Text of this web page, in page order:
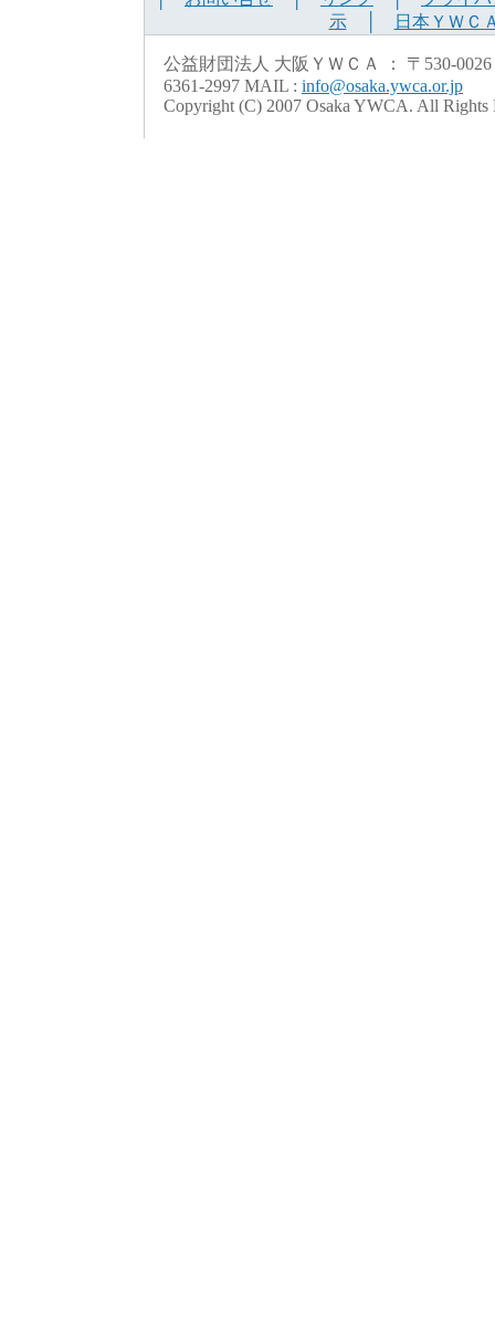
示│ 日本ＹＷＣ
公益財団法人 大阪ＹＷＣＡ ： 〒530-
6361-2997 MAIL : info@osaka.ywca.or.jp
Copyright (C) 2007 Osaka YWCA. All Rights